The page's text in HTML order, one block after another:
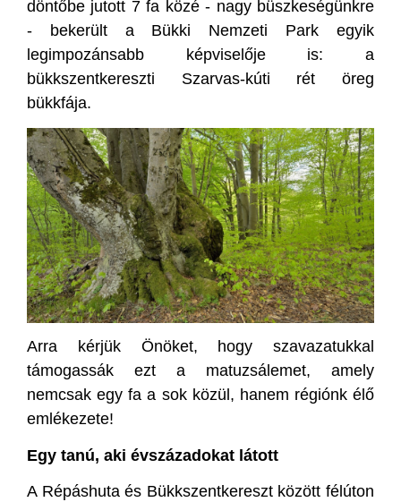
döntőbe jutott 7 fa közé - nagy büszkeségünkre
- bekerült a Bükki Nemzeti Park egyik
legimpozánsabb képviselője is: a
bükkszentkereszti Szarvas-kúti rét öreg
bükkfája.
Arra kérjük Önöket, hogy szavazatukkal
támogassák ezt a matuzsálemet, amely
nemcsak egy fa a sok közül, hanem régiónk élő
emlékezete!
Egy tanú, aki évszázadokat látott
A Répáshuta és Bükkszentkereszt között félúton